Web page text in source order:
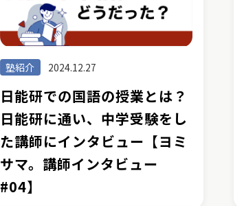
塾紹介 2024.12.27
日能研での国語の授業とは？
日能研に通い、中学受験をし
た講師にインタビュー【ヨミ
サマ。講師インタビュー
#04】